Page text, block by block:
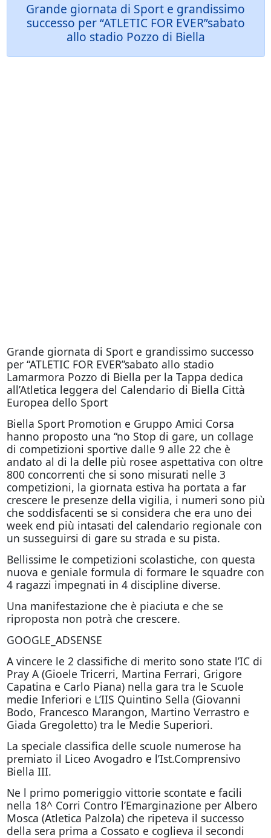
Grande giornata di Sport e grandissimo
successo per “ATLETIC FOR EVER”sabato
allo stadio Pozzo di Biella
Grande giornata di Sport e grandissimo successo
per “ATLETIC FOR EVER”sabato allo stadio
Lamarmora Pozzo di Biella per la Tappa dedica
all’Atletica leggera del Calendario di Biella Città
Europea dello Sport
Biella Sport Promotion e Gruppo Amici Corsa
hanno proposto una “no Stop di gare, un collage
di competizioni sportive dalle 9 alle 22 che è
andato al di la delle più rosee aspettativa con oltre
800 concorrenti che si sono misurati nelle 3
competizioni, la giornata estiva ha portata a far
crescere le presenze della vigilia, i numeri sono più
che soddisfacenti se si considera che era uno dei
week end più intasati del calendario regionale con
un susseguirsi di gare su strada e su pista.
Bellissime le competizioni scolastiche, con questa
nuova e geniale formula di formare le squadre con
4 ragazzi impegnati in 4 discipline diverse.
Una manifestazione che è piaciuta e che se
riproposta non potrà che crescere.
GOOGLE_ADSENSE
A vincere le 2 classifiche di merito sono state l’IC di
Pray A (Gioele Tricerri, Martina Ferrari, Grigore
Capatina e Carlo Piana) nella gara tra le Scuole
medie Inferiori e L’IIS Quintino Sella (Giovanni
Bodo, Francesco Marangon, Martino Verrastro e
Giada Gregoletto) tra le Medie Superiori.
La speciale classifica delle scuole numerose ha
premiato il Liceo Avogadro e l’Ist.Comprensivo
Biella III.
Ne l primo pomeriggio vittorie scontate e facili
nella 18^ Corri Contro l’Emarginazione per Albero
Mosca (Atletica Palzola) che ripeteva il successo
della sera prima a Cossato e coglieva il secondi